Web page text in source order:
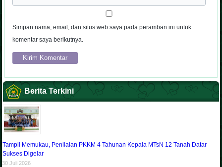
Simpan nama, email, dan situs web saya pada peramban ini untuk
komentar saya berikutnya.
Berita Terkini
Tampil Memukau, Penilaian PKKM 4 Tahunan Kepala MTsN 12 Tanah Datar
Sukses Digelar
30 Juli 2026